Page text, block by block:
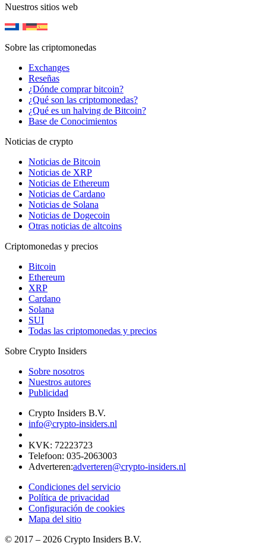
Nuestros sitios web
Sobre las criptomonedas
Exchanges
Reseñas
¿Dónde comprar bitcoin?
¿Qué son las criptomonedas?
¿Qué es un halving de Bitcoin?
Base de Conocimientos
Noticias de crypto
Noticias de Bitcoin
Noticias de XRP
Noticias de Ethereum
Noticias de Cardano
Noticias de Solana
Noticias de Dogecoin
Otras noticias de altcoins
Criptomonedas y precios
Bitcoin
Ethereum
XRP
Cardano
Solana
SUI
Todas las criptomonedas y precios
Sobre Crypto Insiders
Sobre nosotros
Nuestros autores
Publicidad
Crypto Insiders B.V.
info@crypto-insiders.nl
KVK: 72223723
Telefoon: 035-2063003
Adverteren:adverteren@crypto-insiders.nl
Condiciones del servicio
Política de privacidad
Configuración de cookies
Mapa del sitio
© 2017 – 2026 Crypto Insiders B.V.